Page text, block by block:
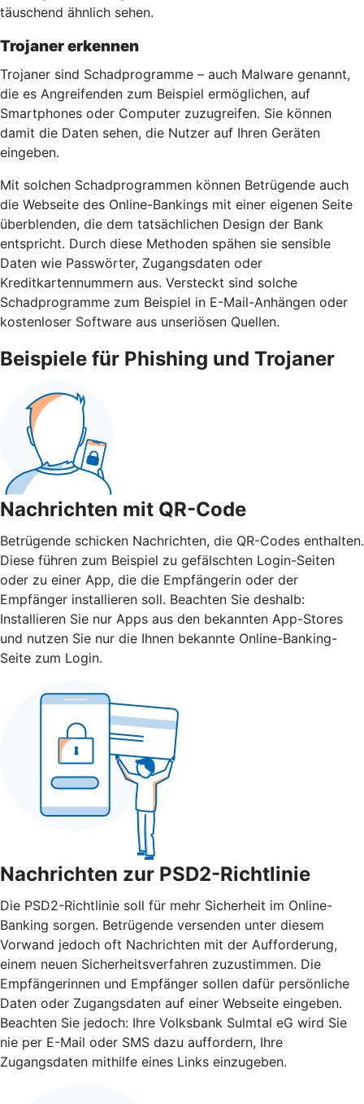
täuschend ähnlich sehen.
Trojaner erkennen
Trojaner sind Schadprogramme – auch Malware genannt,
die es Angreifenden zum Beispiel ermöglichen, auf
Smartphones oder Computer zuzugreifen. Sie können
damit die Daten sehen, die Nutzer auf Ihren Geräten
eingeben.
Mit solchen Schadprogrammen können Betrügende auch
die Webseite des Online-Bankings mit einer eigenen Seite
überblenden, die dem tatsächlichen Design der Bank
entspricht. Durch diese Methoden spähen sie sensible
Daten wie Passwörter, Zugangsdaten oder
Kreditkartennummern aus. Versteckt sind solche
Schadprogramme zum Beispiel in E-Mail-Anhängen oder
kostenloser Software aus unseriösen Quellen.
Beispiele für Phishing und Trojaner
Nachrichten mit QR-Code
Betrügende schicken Nachrichten, die QR-Codes enthalten.
Diese führen zum Beispiel zu gefälschten Login-Seiten
oder zu einer App, die die Empfängerin oder der
Empfänger installieren soll. Beachten Sie deshalb:
Installieren Sie nur Apps aus den bekannten App-Stores
und nutzen Sie nur die Ihnen bekannte Online-Banking-
Seite zum Login.
Nachrichten zur PSD2-Richtlinie
Die PSD2-Richtlinie soll für mehr Sicherheit im Online-
Banking sorgen. Betrügende versenden unter diesem
Vorwand jedoch oft Nachrichten mit der Aufforderung,
einem neuen Sicherheitsverfahren zuzustimmen. Die
Empfängerinnen und Empfänger sollen dafür persönliche
Daten oder Zugangsdaten auf einer Webseite eingeben.
Beachten Sie jedoch: Ihre Volksbank Sulmtal eG wird Sie
nie per E-Mail oder SMS dazu auffordern, Ihre
Zugangsdaten mithilfe eines Links einzugeben.